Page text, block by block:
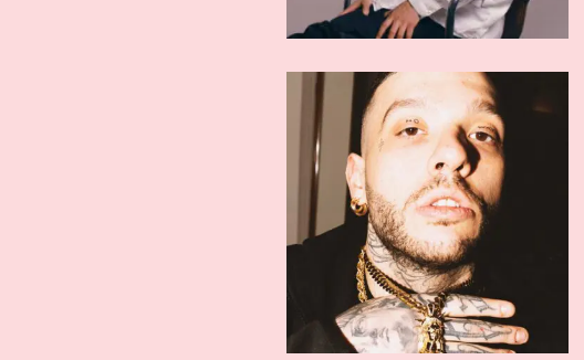
ARTISTI AFFERMATI
Unabombers